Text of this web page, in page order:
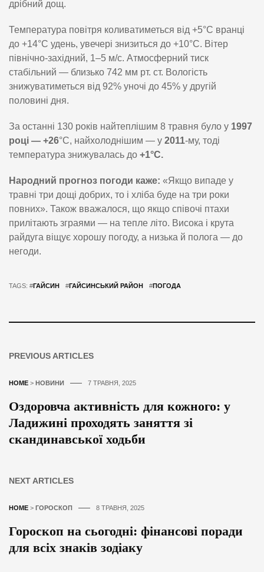
дрібний дощ.
Температура повітря коливатиметься від +5°С вранці
до +14°С удень, увечері знизиться до +10°С. Вітер
північно-західний, 1–5 м/с. Атмосферний тиск
стабільний — близько 742 мм рт. ст. Вологість
знижуватиметься від 92% уночі до 45% у другій
половині дня.
За останні 130 років найтеплішим 8 травня було у 1997
році — +26°C, найхолоднішим — у 2011-му, тоді
температура знижувалась до +1°C.
Народний прогноз погоди каже: «Якщо випаде у
травні три дощі добрих, то і хліба буде на три роки
повних». Також вважалося, що якщо співочі птахи
прилітають зграями — на тепле літо. Висока і крута
райдуга віщує хорошу погоду, а низька й полога — до
негоди.
TAGS: #ГАЙСИН #ГАЙСИНСЬКИЙ РАЙОН #ПОГОДА
PREVIOUS ARTICLES
HOME > НОВИНИ 7 ТРАВНЯ, 2025
Оздоровча активність для кожного: у
Ладижині проходять заняття зі
скандинавської ходьби
NEXT ARTICLES
HOME > ГОРОСКОП 8 ТРАВНЯ, 2025
Гороскоп на сьогодні: фінансові поради
для всіх знаків зодіаку